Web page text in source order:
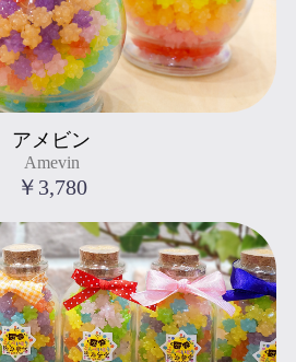
" title="アメビン
Amevin
">
アメビン
Amevin
￥3,780